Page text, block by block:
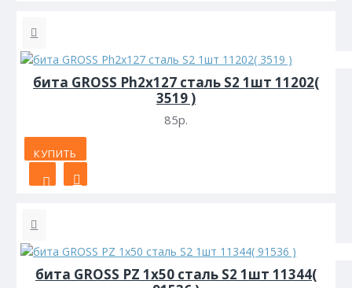
бита GROSS Ph2х127 сталь S2 1шт 11202(
3519 )
85р.
КУПИТЬ
бита GROSS PZ 1х50 сталь S2 1шт 11344(